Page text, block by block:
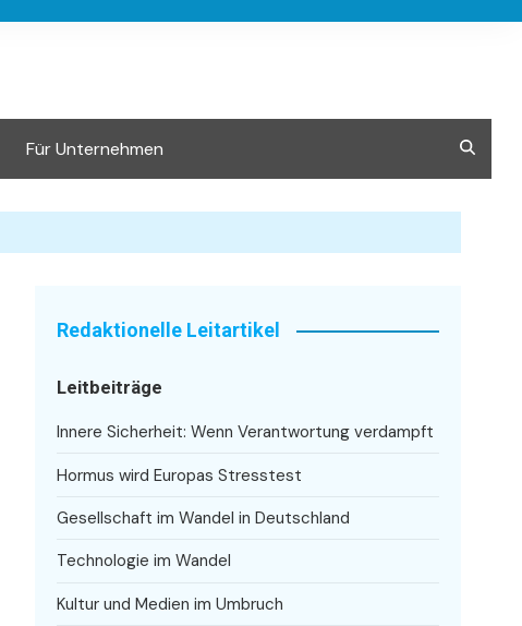
Für Unternehmen
Redaktionelle Leitartikel
Leitbeiträge
Innere Sicherheit: Wenn Verantwortung verdampft
Hormus wird Europas Stresstest
Gesellschaft im Wandel in Deutschland
Technologie im Wandel
Kultur und Medien im Umbruch